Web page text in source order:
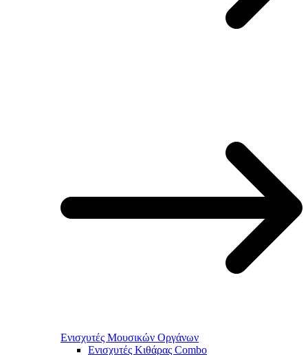
Ενισχυτές Μουσικών Οργάνων
Ενισχυτές Κιθάρας Combo